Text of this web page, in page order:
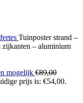
Tuinposter strand –
zijkanten – aluminium
mogelijk €89,00
prijs is: €54,00.